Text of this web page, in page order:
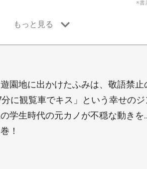
※書
園地に出かけたふみは、敬語禁止
に観覧車でキス」という幸せの
学生時代の元カノが不穏な動き
！